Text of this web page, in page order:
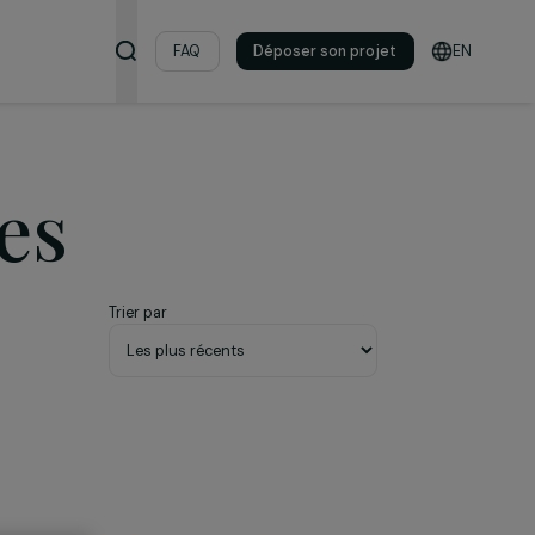
& ressources FAQ Déposer son
Trier par